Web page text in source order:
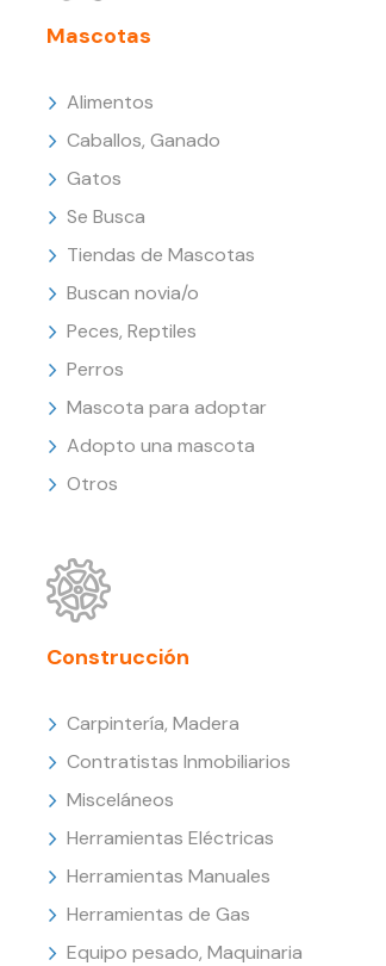
Mascotas
Alimentos
Caballos, Ganado
Gatos
Se Busca
Tiendas de Mascotas
Buscan novia/o
Peces, Reptiles
Perros
Mascota para adoptar
Adopto una mascota
Otros
Construcción
Carpintería, Madera
Contratistas Inmobiliarios
Misceláneos
Herramientas Eléctricas
Herramientas Manuales
Herramientas de Gas
Equipo pesado, Maquinaria